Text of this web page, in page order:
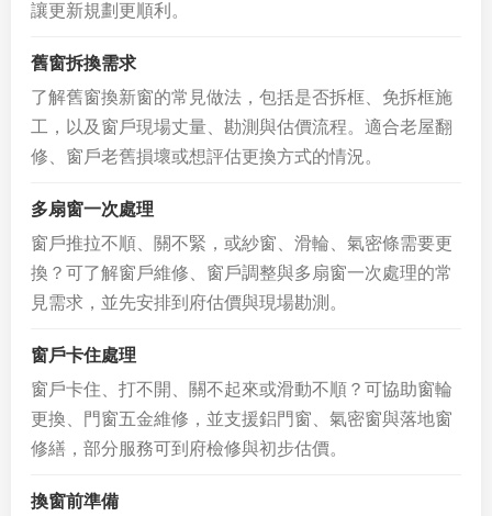
讓更新規劃更順利。
舊窗拆換需求
了解舊窗換新窗的常見做法，包括是否拆框、免拆框施
工，以及窗戶現場丈量、勘測與估價流程。適合老屋翻
修、窗戶老舊損壞或想評估更換方式的情況。
多扇窗一次處理
窗戶推拉不順、關不緊，或紗窗、滑輪、氣密條需要更
換？可了解窗戶維修、窗戶調整與多扇窗一次處理的常
見需求，並先安排到府估價與現場勘測。
窗戶卡住處理
窗戶卡住、打不開、關不起來或滑動不順？可協助窗輪
更換、門窗五金維修，並支援鋁門窗、氣密窗與落地窗
修繕，部分服務可到府檢修與初步估價。
換窗前準備